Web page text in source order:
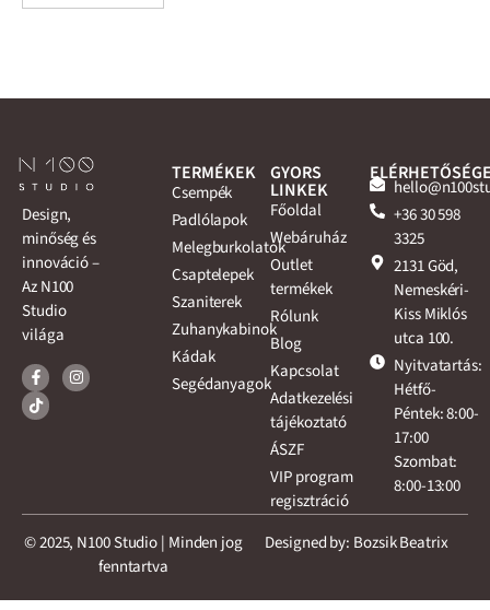
Design,
minőség és
innováció –
Az N100
Studio
világa
TERMÉKEK
Csempék
Padlólapok
Melegburkolatok
Csaptelepek
Szaniterek
Zuhanykabinok
Kádak
Segédanyagok
GYORS
LINKEK
Főoldal
Webáruház
Outlet
termékek
Rólunk
Blog
Kapcsolat
Adatkezelési
tájékoztató
ÁSZF
VIP program
regisztráció
+36 30 598
3325
2131 Göd,
Nemeskéri-
Kiss Miklós
utca 100.
Nyitvatartás:
Hétfő-
Péntek: 8:00-
17:00
Szombat:
8:00-13:00
© 2025, N100 Studio | Minden jog
fenntartva
Designed by: Bozsik Beatrix